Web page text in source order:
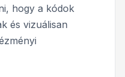
hogy a kódok
és vizuálisan